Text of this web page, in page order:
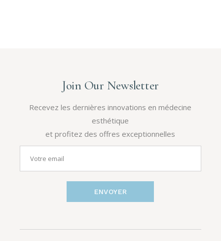
Join Our Newsletter
Recevez les dernières innovations en médecine
esthétique
et profitez des offres exceptionnelles
ENVOYER